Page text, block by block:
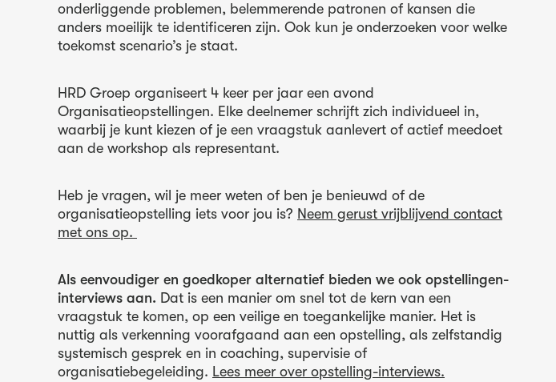
onderliggende problemen, belemmerende patronen of kansen die
anders moeilijk te identificeren zijn. Ook kun je onderzoeken voor welke
toekomst scenario’s je staat.
HRD Groep organiseert 4 keer per jaar een avond
Organisatieopstellingen. Elke deelnemer schrijft zich individueel in,
waarbij je kunt kiezen of je een vraagstuk aanlevert of actief meedoet
aan de workshop als representant.
Heb je vragen, wil je meer weten of ben je benieuwd of de
organisatieopstelling iets voor jou is? Neem gerust vrijblijvend contact
met ons op.
Als eenvoudiger en goedkoper alternatief bieden we ook opstellingen-
interviews aan. Dat is een manier om snel tot de kern van een
vraagstuk te komen, op een veilige en toegankelijke manier. Het is
nuttig als verkenning voorafgaand aan een opstelling, als zelfstandig
systemisch gesprek en in coaching, supervisie of
organisatiebegeleiding. Lees meer over opstelling-interviews.